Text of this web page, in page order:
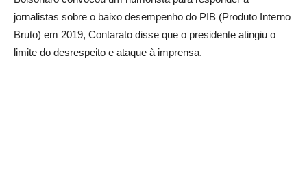
jornalistas sobre o baixo desempenho do PIB (Produto Interno
Bruto) em 2019, Contarato disse que o presidente atingiu o
limite do desrespeito e ataque à imprensa.